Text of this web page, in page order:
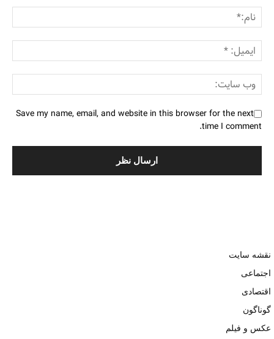
Save my name, email, and website in this browser for the next
time I comment.
نقشه سایت
اجتماعی
اقتصادی
گوناگون
عکس و فیلم